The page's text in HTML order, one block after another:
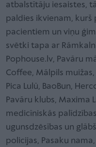
atbalstītāju iesaistes,
paldies ikvienam, kurš
pacientiem un viņu
svētki tapa ar
Pophouse.lv, Pavāru
Coffee, Mālpils
Pica Lulū, BaoBun,
Pavāru klubs, Maxima
medicīniskās
ugunsdzēsības un
policijas, Pasaku